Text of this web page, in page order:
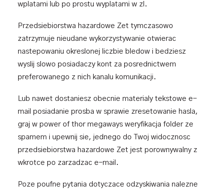
wplatami lub po prostu wyplatami w zl.
Przedsiebiorstwa hazardowe Zet tymczasowo
zatrzymuje nieudane wykorzystywanie otwierac
nastepowaniu okreslonej liczbie bledow i bedziesz
wyslij slowo posiadaczy kont za posrednictwem
preferowanego z nich kanalu komunikacji.
Lub nawet dostaniesz obecnie materialy tekstowe e-
mail posiadanie prosba w sprawie zresetowanie hasla,
graj w power of thor megaways weryfikacja folder ze
spamem i upewnij sie, jednego do Twoj widocznosc
przedsiebiorstwa hazardowe Zet jest porownywalny z
wkrotce po zarzadzac e-mail.
Poze poufne pytania dotyczace odzyskiwania nalezne